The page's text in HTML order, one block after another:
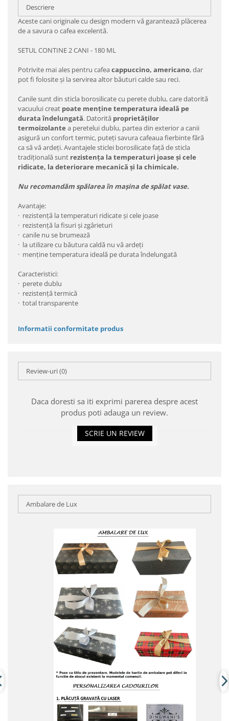
Descriere
Aceste cani originale cu design modern vă garantează plăcerea
de a savura o cafea excelentă.
SETUL CONTINE 2 CANI - 180 ML
Potrivite mai ales pentru cafeacappuccino, americano, dar
pot fi folosite și la servirea altor băuturi calde sau reci.
Canile sunt din sticla borosilicate cu perete dublu, care datorită
vacuului creat poate menține temperatura ideală pe
durata îndelungată. Datorită proprietăților
termoizolante a peretelui dublu, partea din exterior a canii
asigură un confort termic, puteți savura cafeaua fierbinte fără
ca să vă ardeți. Avantajele sticlei borosilicate față de sticla
tradițională sunt rezistența la temperaturi joase și cele
ridicate, la deteriorare mecanică și la chimicale.
Nu recomandăm spălarea în mașina de spălat vase.
Avantaje:
· rezistență la temperaturi ridicate și cele joase
· rezistență la fisuri și zgârieturi
· canile nu se brumează
· la utilizare cu băutura caldă nu vă ardeți
· menține temperatura ideală pe durata îndelungată
Caracteristici:
· perete dublu
· rezistență termică
· total transparente
Informatii conformitate produs
Review-uri(0)
Daca doresti sa iti exprimi parerea despre acest
produs poti adauga un review.
SCRIE UN REVIEW
Ambalare de Lux